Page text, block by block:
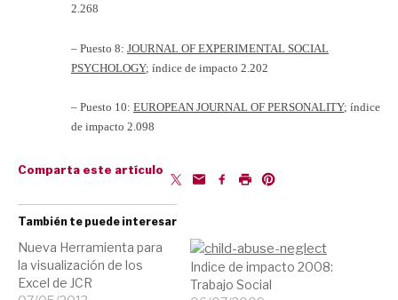
2.268
– Puesto 8: JOURNAL OF EXPERIMENTAL SOCIAL
PSYCHOLOGY; índice de impacto 2.202
– Puesto 10: EUROPEAN JOURNAL OF PERSONALITY; índice
de impacto 2.098
Comparta este artículo
También te puede interesar
Nueva Herramienta para
la visualización de los
Excel de JCR
Indice de impacto 2008:
Trabajo Social